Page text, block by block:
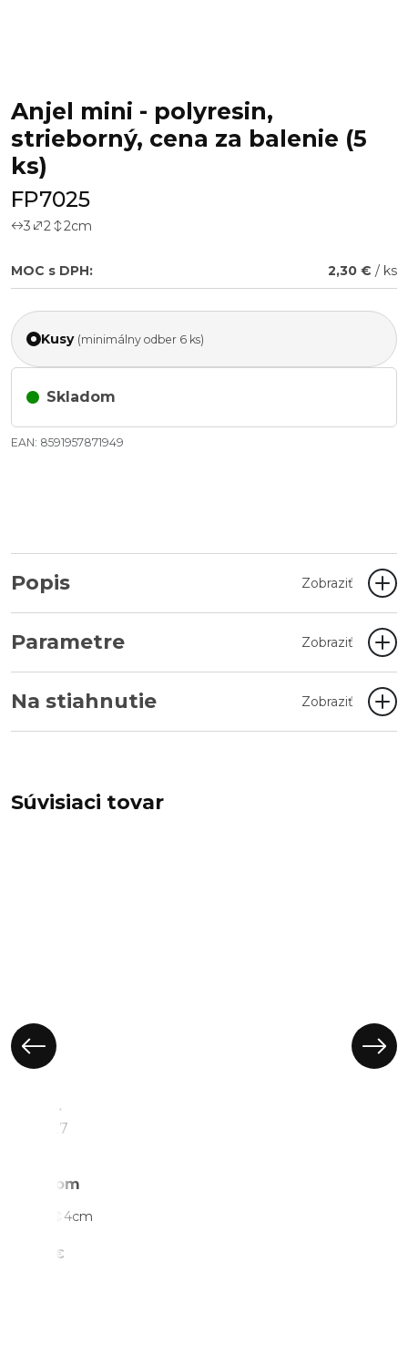
Anjel mini - polyresin,
strieborný, cena za balenie (5
ks)
FP7025
3 2 2cm
MOC s DPH: 2,30 € / ks
Kusy (minimálny odber 6 ks)
Skladom
EAN: 8591957871949
Popis Zobraziť
Parametre Zobraziť
Na stiahnutie Zobraziť
Súvisiaci tovar
polyresin,
balenie
FP7027
Skladom
4cm
1,68 €